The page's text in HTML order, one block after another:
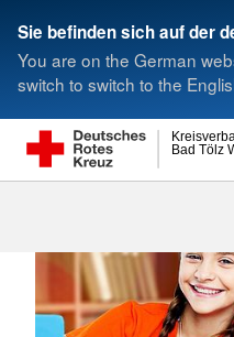
Sie befinden sich auf der
You are on the German
switch to switch to the
Bad Tölz